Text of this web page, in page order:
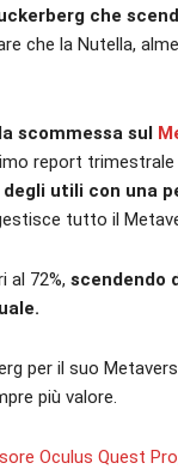
che
che la Nutella,
scommessa sul
report
utili con una
tutto il
al 72%, scendendo
per il suo
più valore.
Oculus Quest